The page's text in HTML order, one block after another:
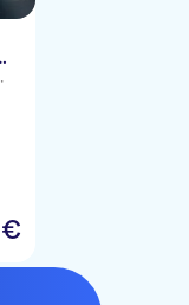
·
€